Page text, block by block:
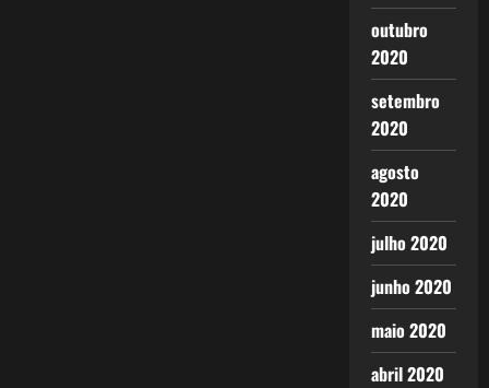
outubro
2020
setembro
2020
agosto
2020
julho 2020
junho 2020
maio 2020
abril 2020